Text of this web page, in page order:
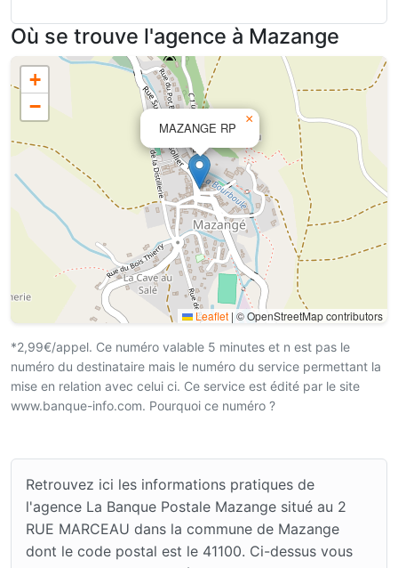
Où se trouve l'agence à Mazange
MAZANGE RP
×
+
−
Leaflet | © OpenStreetMap contributors
*2,99€/appel. Ce numéro valable 5 minutes et n est pas le
numéro du destinataire mais le numéro du service permettant la
mise en relation avec celui ci. Ce service est édité par le site
www.banque-info.com. Pourquoi ce numéro ?
Retrouvez ici les informations pratiques de
l'agence La Banque Postale Mazange situé au 2
RUE MARCEAU dans la commune de Mazange
dont le code postal est le 41100. Ci-dessus vous